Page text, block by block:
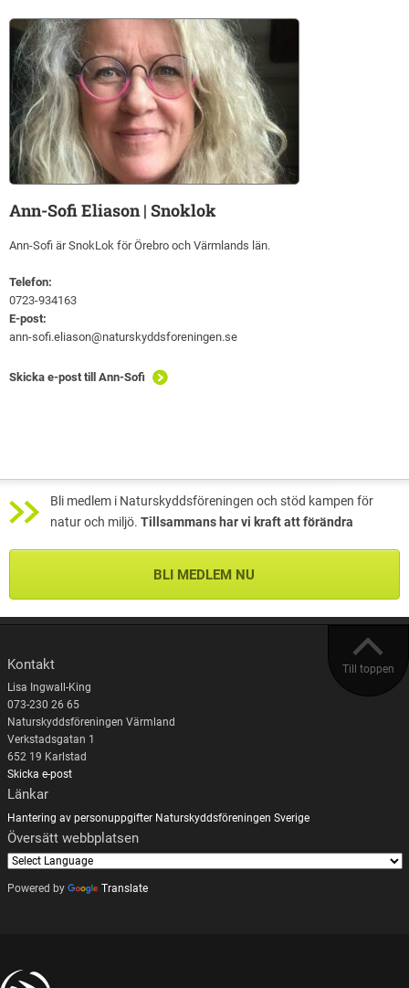
Ann-Sofi Eliason | Snoklok
Ann-Sofi är SnokLok för Örebro och Värmlands län.
Telefon:
0723-934163
E-post:
ann-sofi.eliason@naturskyddsforeningen.se
Skicka e-post till Ann-Sofi
Bli medlem i Naturskyddsföreningen och stöd kampen för
natur och miljö. Tillsammans har vi kraft att förändra
BLI MEDLEM NU
Till toppen
Kontakt
Lisa Ingwall-King
073-230 26 65
Naturskyddsföreningen Värmland
Verkstadsgatan 1
652 19 Karlstad
Skicka e-post
Länkar
Hantering av personuppgifter Naturskyddsföreningen Sverige
Översätt webbplatsen
Powered by Translate